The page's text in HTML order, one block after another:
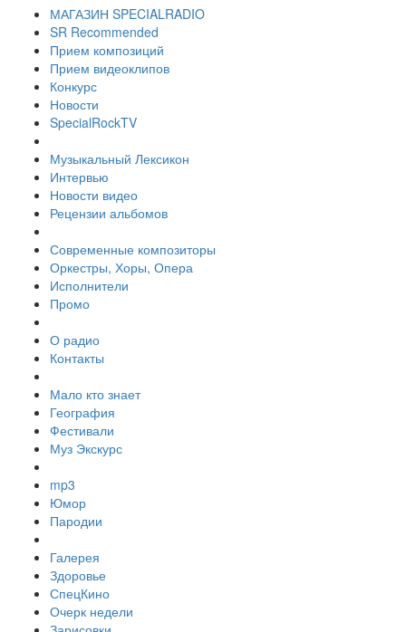
МАГАЗИН SPECIALRADIO
SR Recommended
Прием композиций
Прием видеоклипов
Конкурс
Новости
SpecialRockTV
Музыкальный Лексикон
Интервью
Новости видео
Рецензии альбомов
Современные композиторы
Оркестры, Хоры, Опера
Исполнители
Промо
О радио
Контакты
Мало кто знает
География
Фестивали
Муз Экскурс
mp3
Юмор
Пародии
Галерея
Здоровье
СпецКино
Очерк недели